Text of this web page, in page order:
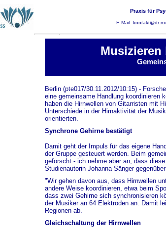
Praxis für
E-Mail: kontakt@dr-
Musizieren
Berlin (pte017/30.11.2012/10:15) -
eine gemeinsame Handlung koordinieren
haben die Hirnwellen von Gitarristen mit
Unterschiede in der Hirnaktivität der
orientierten.
Synchrone Gehirne bestätigt
Damit geht der Impuls für das eigene
der Gruppe gesteuert werden. Beim
geforscht - ich nehme aber an, dass
Studienautorin Johanna Sänger
"Wir gehen davon aus, dass Hirnwellen
andere Weise koordinieren, etwa beim
dass zwei Gehirne sich synchronisieren
der Musiker an 64 Elektroden an. Damit
Regionen ab.
Gleichschaltung der Hirnwellen